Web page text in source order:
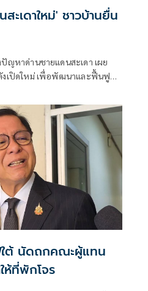
ะเดาใหม่' ชาวบ้านยื่น
ญหาด่านชายแดนสะเดา เผย
งเปิดใหม่ เพื่อพัฒนาและฟื้นฟู
ต้ นัดถก​คณะผู้แทน
ห้ที่พักโจร